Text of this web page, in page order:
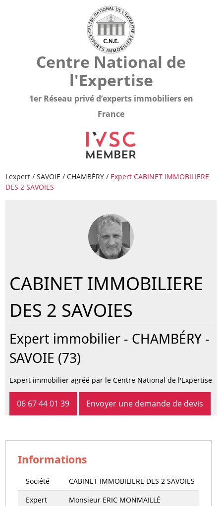
Centre National de
l'Expertise
1er Réseau privé d’experts immobiliers en
France
Lexpert /SAVOIE /CHAMBÉRY / Expert CABINET IMMOBILIERE
DES 2 SAVOIES
CABINET IMMOBILIERE
DES 2 SAVOIES
Expert immobilier - CHAMBÉRY -
SAVOIE (73)
Expert immobilier agréé par le Centre National de l'Expertise
06 67 44 01 39 Envoyer une demande de devis
Informations
Société
CABINET IMMOBILIERE DES 2 SAVOIES
Expert
Monsieur ERIC MONMAILLÉ